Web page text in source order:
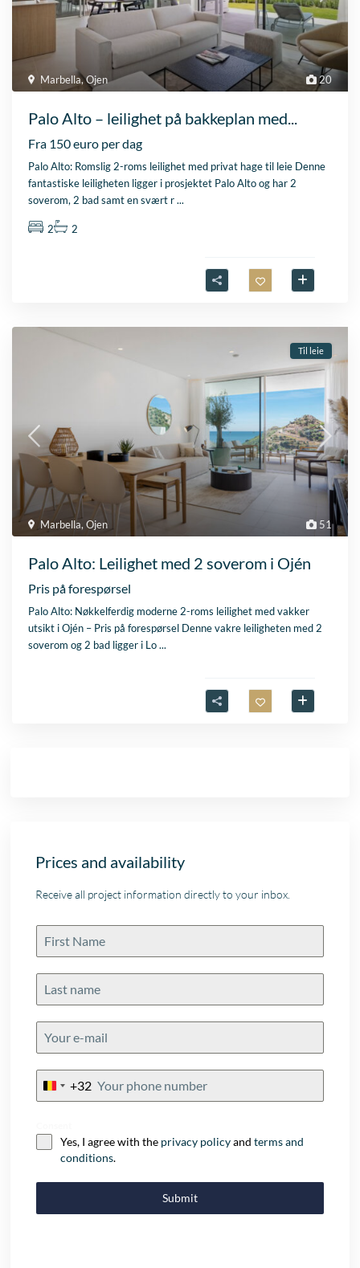
20
Marbella,Ojen
Palo Alto – leilighet på bakkeplan med...
Fra 150 euro per dag
Palo Alto: Romslig 2-roms leilighet med privat hage til leie Denne
fantastiske leiligheten ligger i prosjektet Palo Alto og har 2
soverom, 2 bad samt en svært r...
2 2
51
Marbella,Ojen
Til leie
Palo Alto: Leilighet med 2 soverom i Ojén
Pris på forespørsel
Palo Alto: Nøkkelferdig moderne 2-roms leilighet med vakker
utsikt i Ojén – Pris på forespørsel Denne vakre leiligheten med 2
soverom og 2 bad ligger i Lo...
Prices and availability
Receive all project information directly to your inbox.
Belgium
+32
Yes, I agree with the privacy policyandterms and
conditions.
Submit